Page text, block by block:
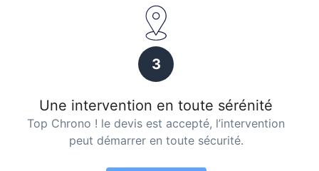
3
Une intervention en toute sérénité
Top Chrono ! le devis est accepté, l’intervention
peut démarrer en toute sécurité.